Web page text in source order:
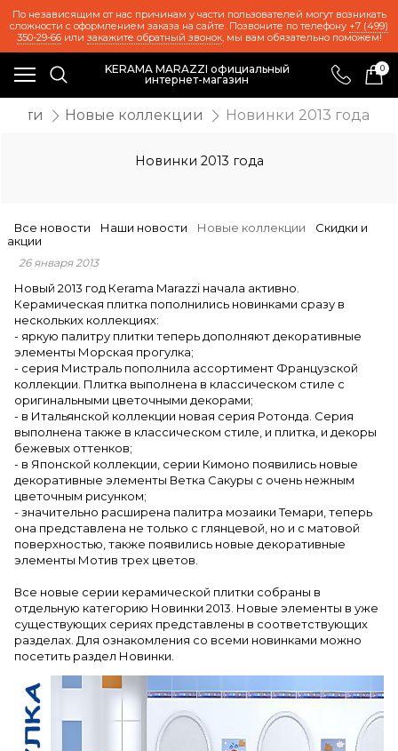
По независящим от нас причинам у части пользователей могут возникать
сложности с оформлением заказа на сайте. Позвоните по телефону +7 (499)
350-29-66или закажите обратный звонок, мы вам обязательно поможем!
KERAMA MARAZZI официальный
интернет-магазин
0
Новые коллекции Новинки 2013 года
Новинки 2013 года
Все новости Наши новости Новые коллекции
Скидки и
акции
26 января 2013
Новый 2013 год Кerama Marazzi начала активно.
Керамическая плитка пополнились новинками сразу в
нескольких коллекциях:
- яркую палитру плитки теперь дополняют декоративные
элементы Морская прогулка;
- серия Мистраль пополнила ассортимент Французской
коллекции. Плитка выполнена в классическом стиле с
оригинальными цветочными декорами;
- в Итальянской коллекции новая серия Ротонда . Серия
выполнена также в классическом стиле, и плитка, и декоры
бежевых оттенков;
- в Японской коллекции, серии Кимоно появились новые
декоративные элементы Ветка Сакуры с очень нежным
цветочным рисунком;
- значительно расширена палитра мозаики Темари , теперь
она представлена не только с глянцевой, но и с матовой
поверхностью, также появились новые декоративные
элементы Мотив трех цветов.
Все новые серии керамической плитки собраны в
отдельную категорию Новинки 2013 . Новые элементы в уже
существующих сериях представлены в соответствующих
разделах. Для ознакомления со всеми новинками можно
посетить раздел Новинки